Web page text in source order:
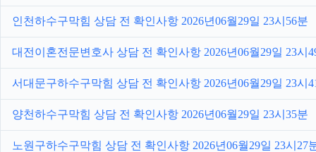
인천하수구막힘 상담 전 확인사항 2026년06월29일 23시56분
대전이혼전문변호사 상담 전 확인사항 2026년06월29일 23시
서대문구하수구막힘 상담 전 확인사항 2026년06월29일 23시
양천하수구막힘 상담 전 확인사항 2026년06월29일 23시35분
노원구하수구막힘 상담 전 확인사항 2026년06월29일 23시27